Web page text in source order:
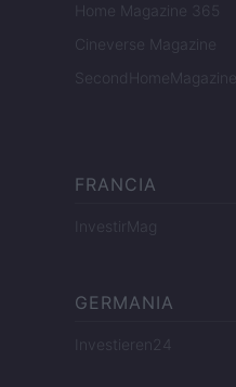
Home Magazine 365
Cineverse Magazine
SecondHomeMagazine
FRANCIA
InvestirMag
GERMANIA
Investieren24